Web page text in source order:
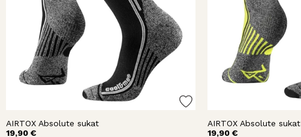
AIRTOX Absolute sukat
19,90 €
AIRTOX Absolute sukat
19,90 €